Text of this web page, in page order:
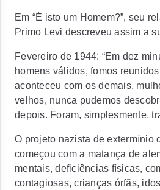
Em “É isto um Homem?”, seu
Primo Levi descreveu assim a
Fevereiro de 1944: “Em dez
homens válidos, fomos
aconteceu com os demais,
velhos, nunca pudemos
depois. Foram, simplesmente,
O projeto nazista de extermínio
começou com a matança de
mentais, deficiências físicas,
contagiosas, crianças órfãs,